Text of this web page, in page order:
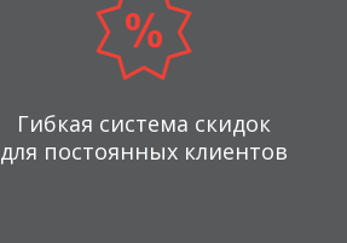
Гибкая система скидок
для постоянных клиентов